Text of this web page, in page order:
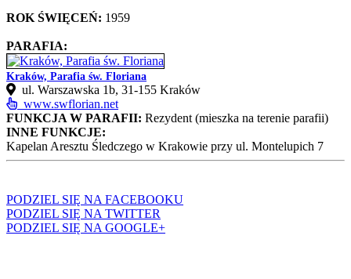
ROK ŚWIĘCEŃ: 1959
PARAFIA:
Kraków, Parafia św. Floriana
ul. Warszawska 1b, 31-155 Kraków
www.swflorian.net
FUNKCJA W PARAFII: Rezydent (mieszka na terenie parafii)
INNE FUNKCJE:
Kapelan Aresztu Śledczego w Krakowie przy ul. Montelupich 7
PODZIEL SIĘ NA FACEBOOKU
PODZIEL SIĘ NA TWITTER
PODZIEL SIĘ NA GOOGLE+